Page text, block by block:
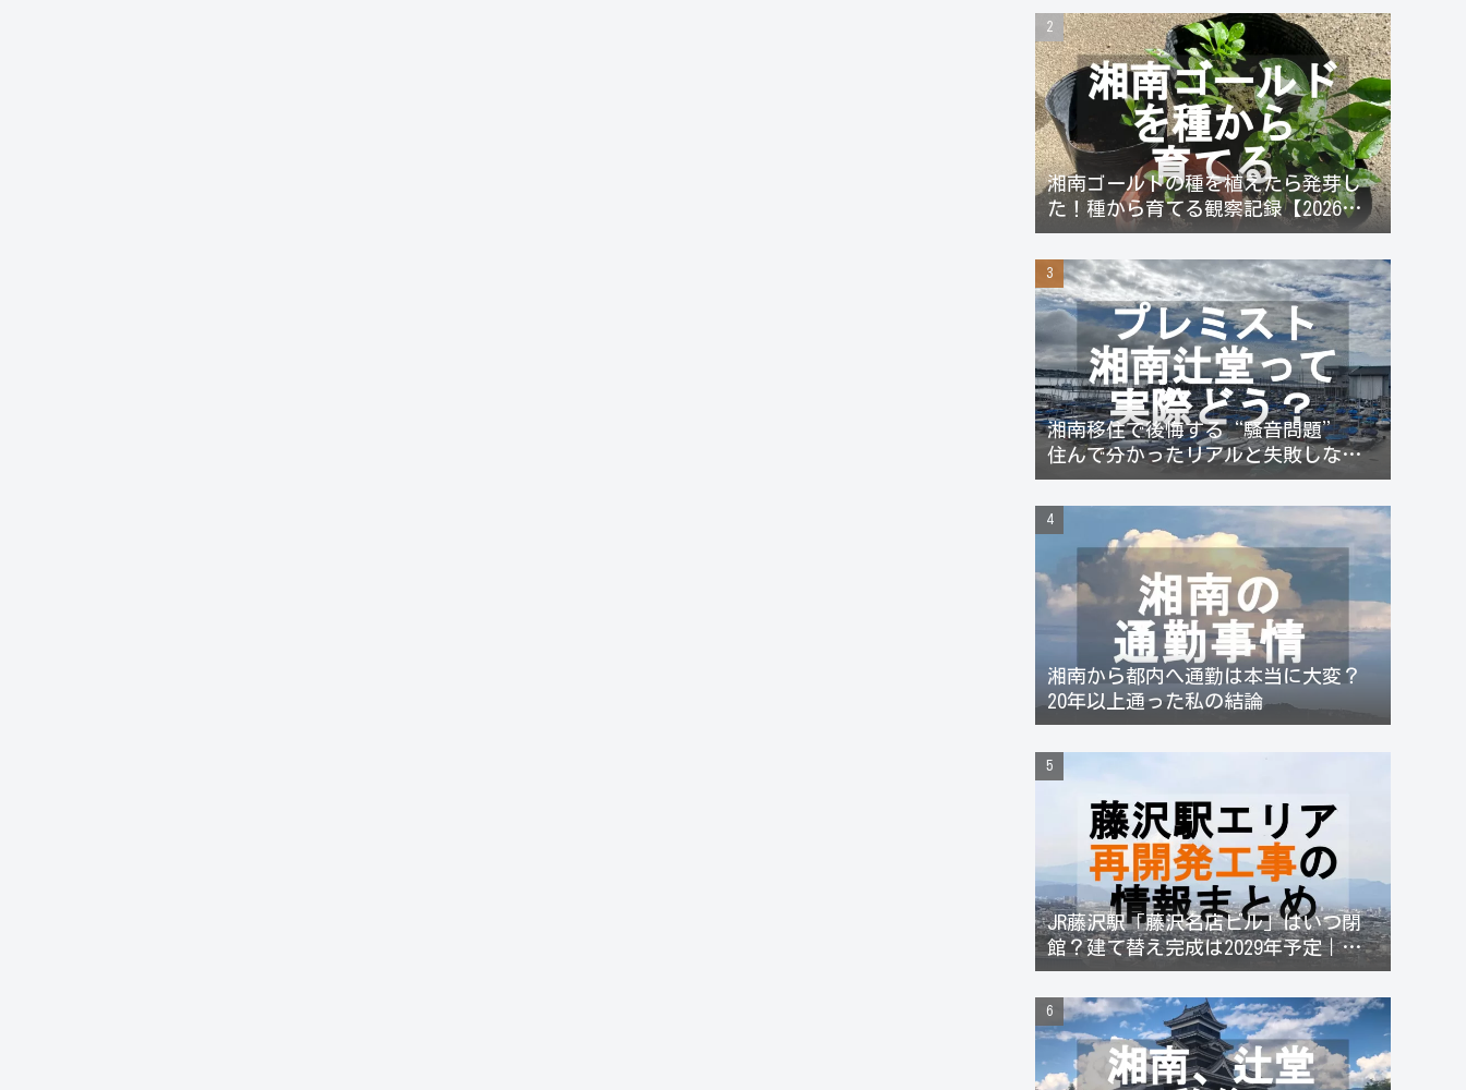
湘南ゴールドの種を植えたら発芽し
た！種から育てる観察記録【2026年
更新】
湘南移住で後悔する“騒音問題”
住んで分かったリアルと失敗しない
対策
湘南から都内へ通勤は本当に大変？
20年以上通った私の結論
JR藤沢駅「藤沢名店ビル」はいつ閉
館？建て替え完成は2029年予定｜藤
沢駅再開発と不動産価格への影響